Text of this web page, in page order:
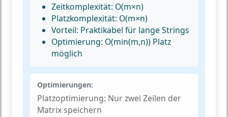
Zeitkomplexität: O(m×n)
Platzkomplexität: O(m×n)
Vorteil: Praktikabel für lange Strings
Optimierung: O(min(m,n)) Platz
möglich
Optimierungen:
Platzoptimierung: Nur zwei Zeilen der
Matrix speichern